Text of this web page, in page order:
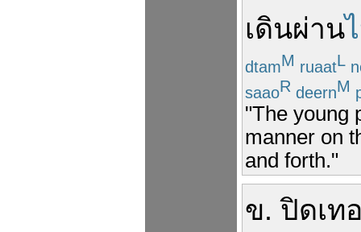
เดินผ่าน
dtamM ruaatL
saaoR deernM
"The young
manner on
and forth."
ข.ปิดเท